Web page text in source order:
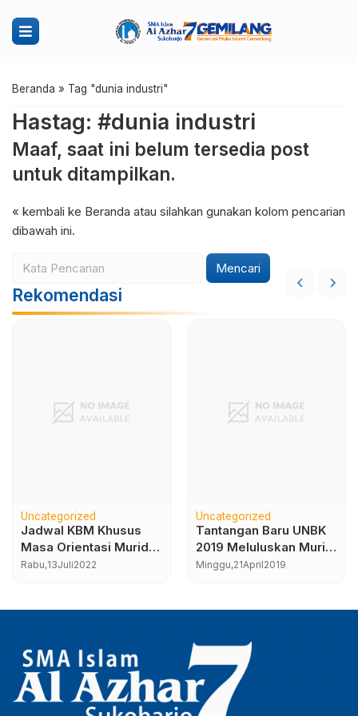
Beranda » Tag "dunia industri"
Hastag: #dunia industri
Maaf, saat ini belum tersedia post
untuk ditampilkan.
« kembali ke Beranda atau silahkan gunakan kolom pencarian
dibawah ini.
Mencari
Rekomendasi
Uncategorized
Jadwal KBM Khusus
Masa Orientasi Murid
2022/2023
Rabu,13Juli2022
Uncategorized
Tantangan Baru UNBK
2019 Meluluskan Murid
SKS Belajar Cepat 2
Minggu,21April2019